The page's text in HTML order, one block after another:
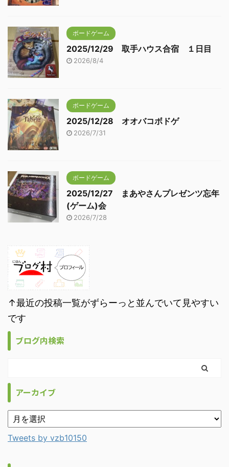
ボードゲーム
2025/12/29 取手ハウス合宿 １日目
2026/8/4
ボードゲーム
2025/12/28 オオバコボドゲ
2026/7/31
ボードゲーム
2025/12/27 まあやさんプレゼンツ忘年
(ゲーム)会
2026/7/28
↑最近の投稿一覧がずらーっと並んでいて見やすい
です
ブログ内検索
アーカイブ
Tweets by vzb10150